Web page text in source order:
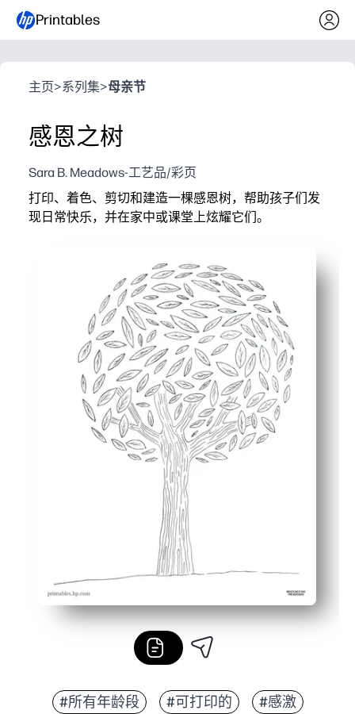
Printables
主页>系列集>母亲节
感恩之树
Sara B. Meadows-工艺品/彩页
打印、着色、剪切和建造一棵感恩树，帮助孩子们发
现日常快乐，并在家中或课堂上炫耀它们。
有意义的反思-孩子们在树叶上写下或画出他们感激的
技能培养-提高 SEL、词汇量、笔迹和精细动作能力，
灵活且随时可显示——可用于早间会议、度假、家庭聚
#所有年龄段 #可打印的 #感激